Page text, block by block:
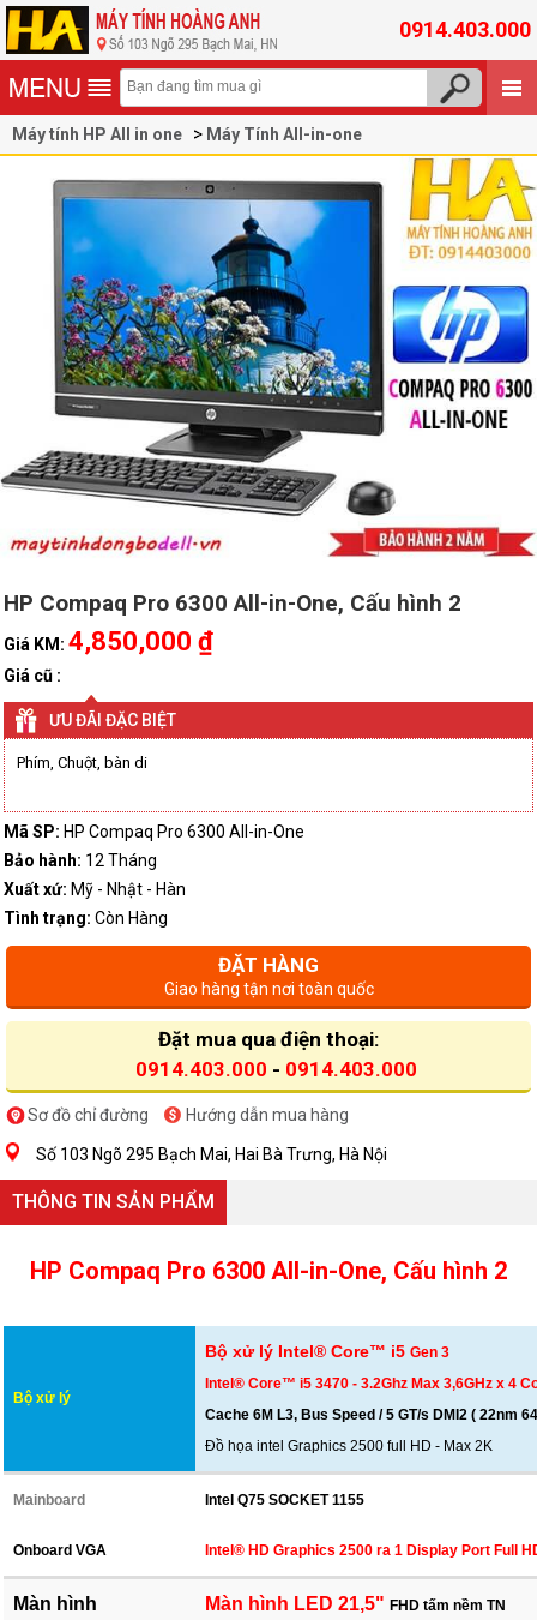
0914.403.000
Máy tính HP All in one
Máy Tính All-in-one
HP Compaq Pro 6300 All-in-One, Cấu hình 2
Giá KM: 4,850,000 ₫
Giá cũ :
ƯU ĐÃI ĐẶC BIỆT
Phím, Chuột, bàn di
Mã SP: HP Compaq Pro 6300 All-in-One
Bảo hành: 12 Tháng
Xuất xứ: Mỹ - Nhật - Hàn
Tình trạng: Còn Hàng
ĐẶT HÀNG
Giao hàng tận nơi toàn quốc
Đặt mua qua điện thoại:
0914.403.000 - 0914.403.000
Sơ đồ chỉ đường Hướng dẫn mua hàng
Số 103 Ngõ 295 Bạch Mai, Hai Bà Trưng, Hà Nội
THÔNG TIN SẢN PHẨM
HP Compaq Pro 6300 All-in-One, Cấu hình 2
Bộ xử lý
Bộ xử lý Intel® Core™ i5 Gen 3
Intel® Core™ i5 3470 - 3.2Ghz Max 3,6GHz x 4
Cache 6M L3, Bus Speed / 5 GT/s DMI2 ( 22nm
Đồ họa intel Graphics 2500 full HD - Max 2K
Mainboard Intel Q75 SOCKET 1155
Onboard VGA Intel® HD Graphics 2500 ra 1 Display Port Full
Màn hình Màn hình LED 21,5" FHD tấm nềm TN